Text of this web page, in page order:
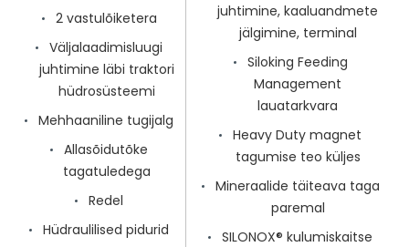
2 vastulõiketera
Väljalaadimisluugi
juhtimine läbi traktori
hüdrosüsteemi
Mehhaaniline tugijalg
Allasõidutõke
tagatuledega
Redel
Hüdraulilised pidurid
juhtimine, kaaluandmete
jälgimine, terminal
Siloking Feeding
Management
lauatarkvara
Heavy Duty magnet
tagumise teo küljes
Mineraalide täiteava taga
paremal
SILONOX® kulumiskaitse